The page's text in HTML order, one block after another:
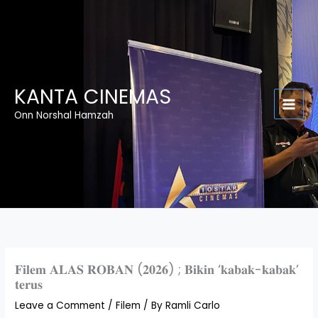
KANTA CINEMAS
Onn Norshal Hamzah
𝐅𝐢𝐥𝐞𝐦 𝐀𝐋𝐀𝐒 𝐑𝐎𝐁𝐀𝐍 (𝟐𝟎𝟐𝟔) ; 𝐁𝐢𝐤𝐢𝐧 ‘𝐤𝐚𝐛𝐚𝐤-𝐤𝐚𝐛𝐚𝐤’
𝐭𝐞𝐫𝐮𝐬
Leave a Comment /Filem / ByRamli Carlo